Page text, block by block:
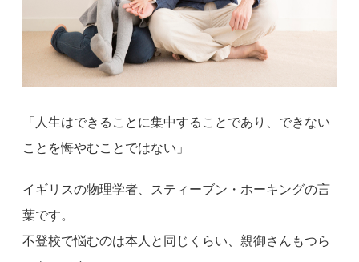
「人生はできることに集中することであり、できない
ことを悔やむことではない」
イギリスの物理学者、スティーブン・ホーキングの言
葉です。
不登校で悩むのは本人と同じくらい、親御さんもつら